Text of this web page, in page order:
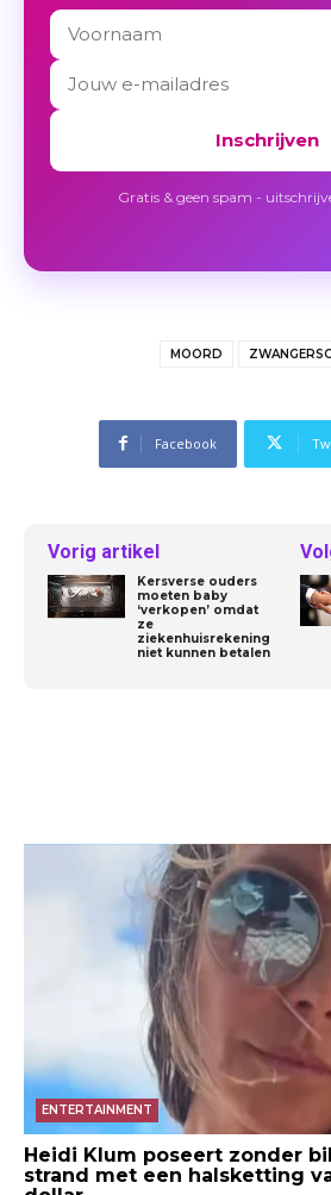
Inschrijven
Gratis & geen spam -
MOORD
Facebook
Vorig artikel
Kersverse ouders
moeten baby
‘verkopen’ omdat
ze
ziekenhuisrekening
niet kunnen betalen
ENTERTAINMENT
Heidi Klum poseert zonder
strand met een halsketting